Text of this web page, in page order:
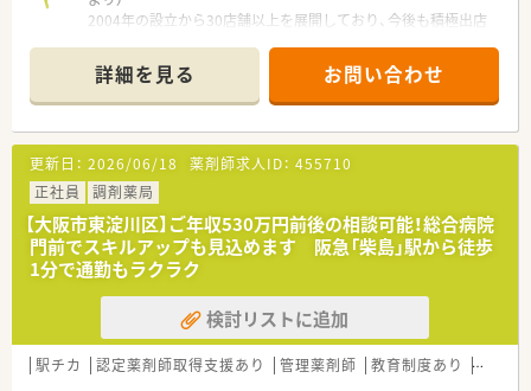
2004年の設立から30店舗以上を展開しており、今後も積極出店
の方には早期の昇格チャンスが満載です。
＊------------------------------------------＊
【店舗情報と応需状況について】
■大阪メトロ今里筋線のだいどう豊里駅から徒歩で9分ほど、阪
急京都本線の上新庄駅からも徒歩11分ほどで通勤できる好立地
です。
■お隣にある古濱整形外科クリニックより整形外科や内科の処
方箋を受け付けており、1日の外来患者数は平均30名ほどとなり
ます。
■地域密着の面対応としての外来調剤に加え、計2施設・約70名
規模の高齢者施設への施設在宅業務をバランスよく担っていま
【職場環境と雰囲気】
詳細を見る お問い合わせ
更新日： 2026/06/18 薬剤師求人ID： 455710
正社員
調剤薬局
【大阪市東淀川区】ご年収530万円前後の相談可能！総合病院
門前でスキルアップも見込めます 阪急「柴島」駅から徒歩
1分で通勤もラクラク
検討リストに追加
駅チカ 認定薬剤師取得支援あり 管理薬剤師 教育制度あり 大手チ